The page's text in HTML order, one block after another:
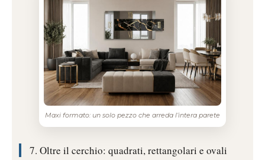
Maxi formato: un solo pezzo che arreda l’intera parete
7. Oltre il cerchio: quadrati, rettangolari e ovali